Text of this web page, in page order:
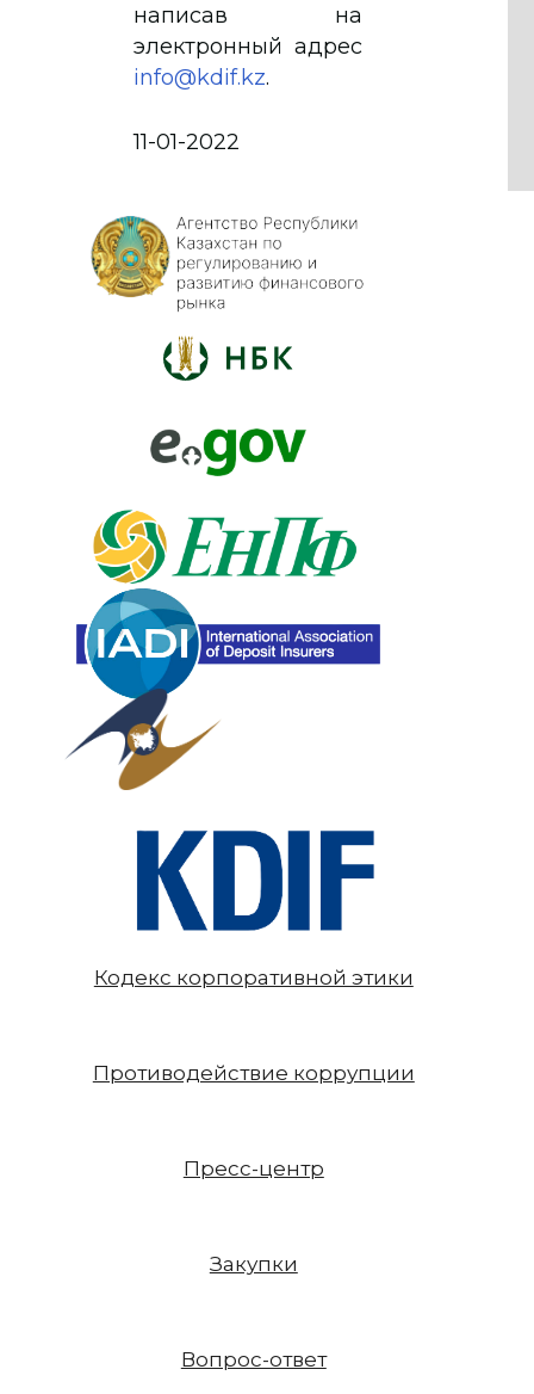
написав на
электронный адрес
info@kdif.kz.
11-01-2022
Кодекс корпоративной этики
Противодействие коррупции
Пресс-центр
Закупки
Вопрос-ответ